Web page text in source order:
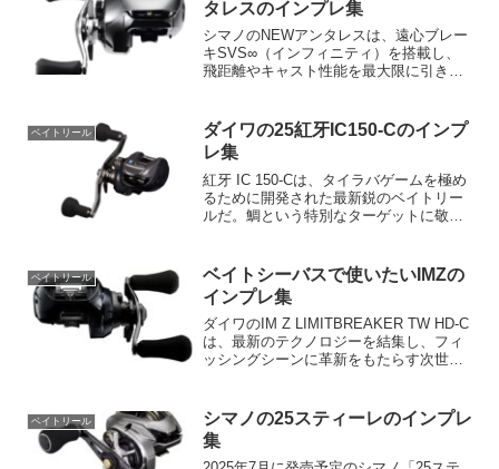
タレスのインプレ集
シマノのNEWアンタレスは、遠心ブレー
キSVS∞（インフィニティ）を搭載し、
飛距離やキャスト性能を最大限に引き出
ギアとスプール設計が特徴的です。特に
そのキャスト性能...
ベイトリール
ダイワの25紅牙IC150-Cのインプ
レ集
紅牙 IC 150-Cは、タイラバゲームを極め
るために開発された最新鋭のベイトリー
ルだ。鯛という特別なターゲットに敬意
最大限に引き出し、アングラーにとって
「ずっと巻いて...
ベイトリール
ベイトシーバスで使いたいIMZの
インプレ集
ダイワのIM Z LIMITBREAKER TW HD-C
は、最新のテクノロジーを結集し、フィ
ッシングシーンに革新をもたらす次世代
「INTELLIGENT MAGFORCE...
ベイトリール
シマノの25スティーレのインプレ
集